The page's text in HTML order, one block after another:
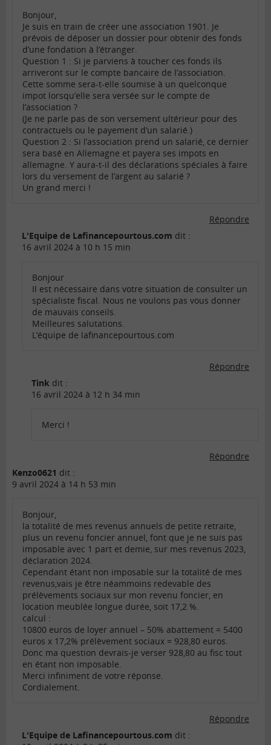
Bonjour,
Je suis en train de créer une association 1901. Je
prévois de déposer un dossier pour obtenir des fonds
d’une fondation à l’étranger.
Question 1 : Si je parviens à toucher ces fonds ils
arriveront sur le compte bancaire de l’association.
Cette somme sera-t-elle soumise à un quelconque
impot lorsqu’elle sera versée sur le compte de
l’association ?
(Je ne parle pas de son versement ultérieur pour des
contractuels ou le payement d’un salarié.)
Question 2 : Si l’association prend un salarié, ce dernier
sera basé en Allemagne et payera ses impots en
allemagne. Y aura-t-il des déclarations spéciales à faire
lors du versement de l’argent au salarié ?
Un grand merci !
Répondre
L'Equipe de Lafinancepourtous.com dit :
16 avril 2024 à 10 h 15 min
Bonjour
Il est nécessaire dans votre situation de consulter un
spécialiste fiscal. Nous ne voulons pas vous donner
de mauvais conseils.
Meilleures salutations.
L’équipe de lafinancepourtous.com
Répondre
Tink dit :
16 avril 2024 à 12 h 34 min
Merci !
Répondre
Kenzo0621 dit :
9 avril 2024 à 14 h 53 min
Bonjour,
la totalité de mes revenus annuels de petite retraite,
plus un revenu foncier annuel, font que je ne suis pas
imposable avec 1 part et demie, sur mes revenus 2023,
déclaration 2024.
Cependant étant non imposable sur la totalité de mes
revenus,vais je être néammoins redevable des
prélèvements sociaux sur mon revenu foncier, en
location meublée longue durée, soit 17,2 %.
calcul :
10800 euros de loyer annuel – 50% abattement = 5400
euros x 17,2% prélèvement sociaux = 928,80 euros.
Donc ma question devrais-je verser 928,80 au fisc tout
en étant non imposable.
Merci infiniment de votre réponse.
Cordialement.
Répondre
L'Equipe de Lafinancepourtous.com dit :